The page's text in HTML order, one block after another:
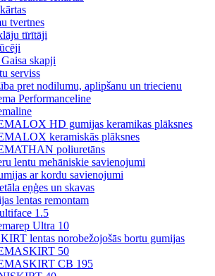
tvertnes
tīrītāji
skapji
serviss
pret nodilumu, aplipšanu un triecienu
Performanceline
HD gumijas keramikas plāksnes
keramiskās plāksnes
poliuretāns
lentu mehāniskie savienojumi
ar kordu savienojumi
eņģes un skavas
lentas remontam
1.5
Ultra 10
lentas norobežojošās bortu gumijas
50
CB 195